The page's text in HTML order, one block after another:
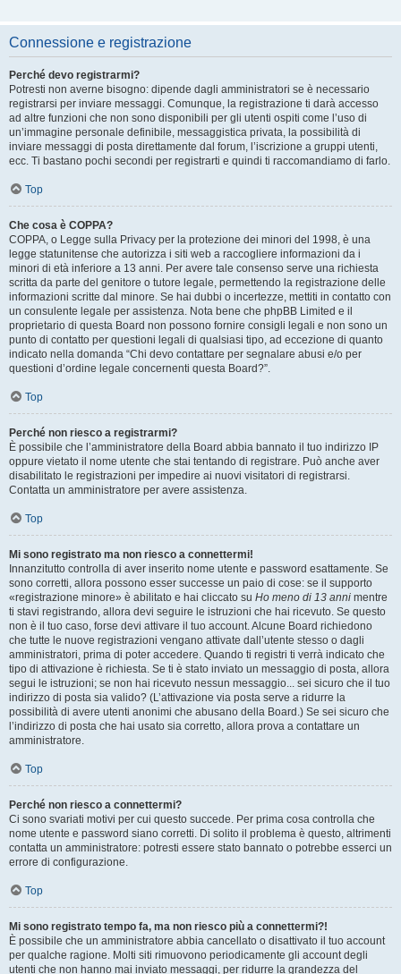
Connessione e registrazione
Perché devo registrarmi?
Potresti non averne bisogno: dipende dagli amministratori se è necessario
registrarsi per inviare messaggi. Comunque, la registrazione ti darà accesso
ad altre funzioni che non sono disponibili per gli utenti ospiti come l’uso di
un’immagine personale definibile, messaggistica privata, la possibilità di
inviare messaggi di posta direttamente dal forum, l’iscrizione a gruppi utenti,
ecc. Ti bastano pochi secondi per registrarti e quindi ti raccomandiamo di farlo.
Top
Che cosa è COPPA?
COPPA, o Legge sulla Privacy per la protezione dei minori del 1998, è una
legge statunitense che autorizza i siti web a raccogliere informazioni da i
minori di età inferiore a 13 anni. Per avere tale consenso serve una richiesta
scritta da parte del genitore o tutore legale, permettendo la registrazione delle
informazioni scritte dal minore. Se hai dubbi o incertezze, mettiti in contatto con
un consulente legale per assistenza. Nota bene che phpBB Limited e il
proprietario di questa Board non possono fornire consigli legali e non sono un
punto di contatto per questioni legali di qualsiasi tipo, ad eccezione di quanto
indicato nella domanda “Chi devo contattare per segnalare abusi e/o per
questioni d’ordine legale concernenti questa Board?”.
Top
Perché non riesco a registrarmi?
È possibile che l’amministratore della Board abbia bannato il tuo indirizzo IP
oppure vietato il nome utente che stai tentando di registrare. Può anche aver
disabilitato le registrazioni per impedire ai nuovi visitatori di registrarsi.
Contatta un amministratore per avere assistenza.
Top
Mi sono registrato ma non riesco a connettermi!
Innanzitutto controlla di aver inserito nome utente e password esattamente. Se
sono corretti, allora possono esser successe un paio di cose: se il supporto
«registrazione minore» è abilitato e hai cliccato su Ho meno di 13 anni mentre
ti stavi registrando, allora devi seguire le istruzioni che hai ricevuto. Se questo
non è il tuo caso, forse devi attivare il tuo account. Alcune Board richiedono
che tutte le nuove registrazioni vengano attivate dall’utente stesso o dagli
amministratori, prima di poter accedere. Quando ti registri ti verrà indicato che
tipo di attivazione è richiesta. Se ti è stato inviato un messaggio di posta, allora
segui le istruzioni; se non hai ricevuto nessun messaggio... sei sicuro che il tuo
indirizzo di posta sia valido? (L’attivazione via posta serve a ridurre la
possibilità di avere utenti anonimi che abusano della Board.) Se sei sicuro che
l’indirizzo di posta che hai usato sia corretto, allora prova a contattare un
amministratore.
Top
Perché non riesco a connettermi?
Ci sono svariati motivi per cui questo succede. Per prima cosa controlla che
nome utente e password siano corretti. Di solito il problema è questo, altrimenti
contatta un amministratore: potresti essere stato bannato o potrebbe esserci un
errore di configurazione.
Top
Mi sono registrato tempo fa, ma non riesco più a connettermi?!
È possibile che un amministratore abbia cancellato o disattivato il tuo account
per qualche ragione. Molti siti rimuovono periodicamente gli account degli
utenti che non hanno mai inviato messaggi, per ridurre la grandezza del